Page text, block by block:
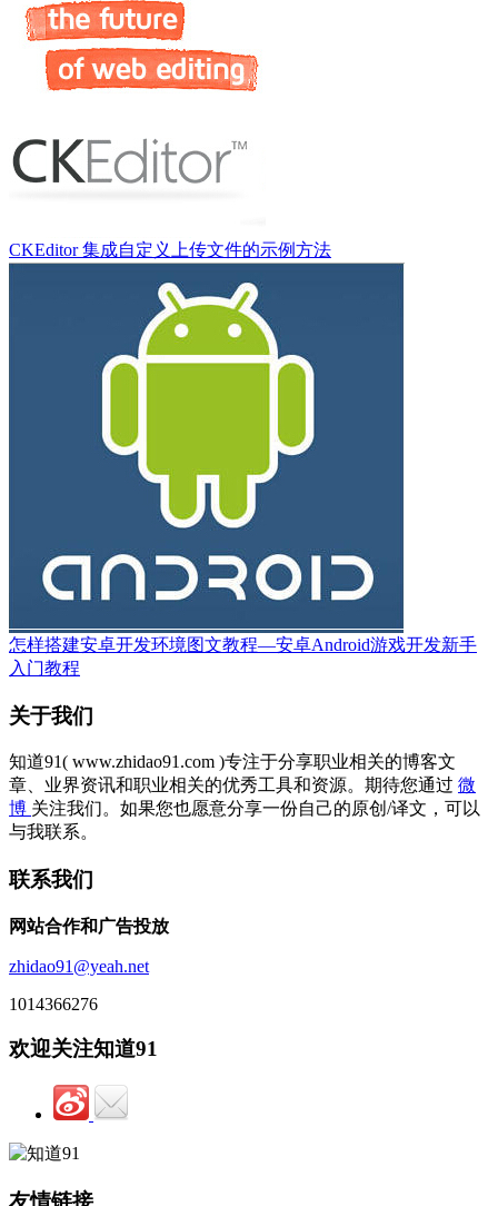
CKEditor 集成自定义上传文件的示例方法
怎样搭建安卓开发环境图文教程—安卓Android游戏开发新手
入门教程
关于我们
知道91( www.zhidao91.com )专注于分享职业相关的博客文
章、业界资讯和职业相关的优秀工具和资源。期待您通过 微
博 关注我们。如果您也愿意分享一份自己的原创/译文，可以
与我联系。
联系我们
网站合作和广告投放
zhidao91@yeah.net
1014366276
欢迎关注知道91
友情链接